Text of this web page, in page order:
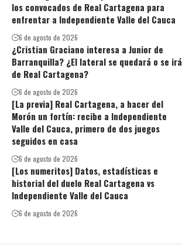
los convocados de Real Cartagena para
enfrentar a Independiente Valle del Cauca
6 de agosto de 2026
¿Cristian Graciano interesa a Junior de
Barranquilla? ¿El lateral se quedará o se irá
de Real Cartagena?
6 de agosto de 2026
[La previa] Real Cartagena, a hacer del
Morón un fortín: recibe a Independiente
Valle del Cauca, primero de dos juegos
seguidos en casa
6 de agosto de 2026
[Los numeritos] Datos, estadísticas e
historial del duelo Real Cartagena vs
Independiente Valle del Cauca
6 de agosto de 2026